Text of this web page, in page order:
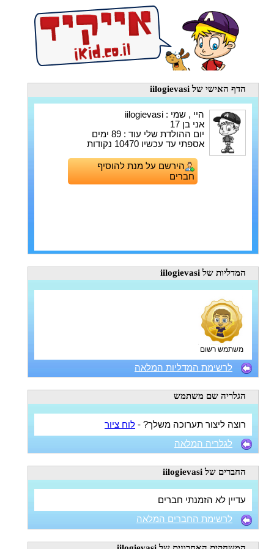
הדף האישי של iilogievasi
היי , שמי : iilogievasi
אני בן 17
יום ההולדת שלי עוד : 89 ימים
אספתי עד עכשיו 10470 נקודות
הירשם על מנת להוסיף
חברים
המדליות של iilogievasi
משתמש רשום
לרשימת המדליות המלאה
הגלריה שם משתמש
רוצה ליצור תערוכה משלך? - לוח ציור
לגלריה המלאה
החברים של iilogievasi
עדיין לא הזמנתי חברים
לרשימת החברים המלאה